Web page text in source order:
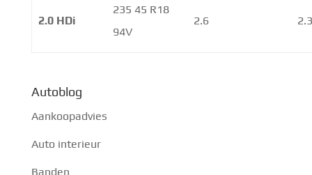
2.0 HDi
235 45 R18
94V
2.6
Autoblog
Aankoopadvies
Auto interieur
Banden